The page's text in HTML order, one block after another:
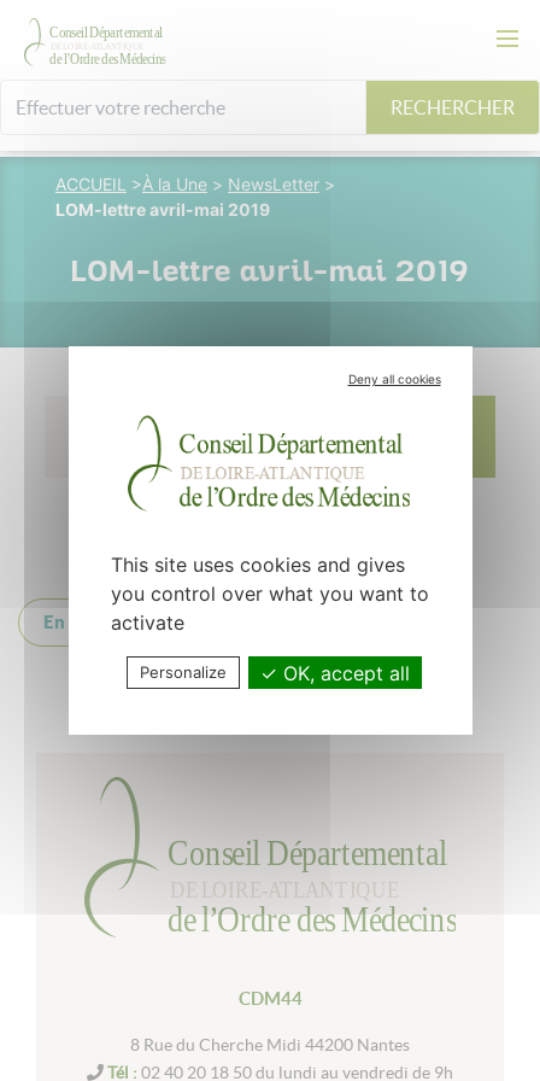
RECHERCHER
ACCUEIL >À la Une > NewsLetter >
LOM-lettre avril-mai 2019
LOM-lettre avril-mai 2019
11 septembre 2019
Pluvinage
En Savoir Plus
Retour à la liste
CDM44
8 Rue du Cherche Midi 44200 Nantes
Tél : 02 40 20 18 50 du lundi au vendredi de 9h
Deny all cookies
This site uses cookies and gives
you control over what you want to
activate
Personalize OK, accept all